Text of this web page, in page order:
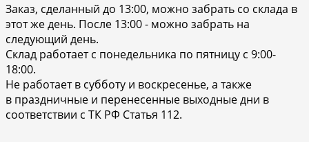
Заказ, сделанный до 13:00, можно забрать со склада в
этот же день. После 13:00 - можно забрать на
следующий день.
Склад работает с понедельника по пятницу с 9:00-
18:00.
Не работает в субботу и воскресенье, а также
в праздничные и перенесенные выходные дни в
соответствии с ТК РФ Статья 112.